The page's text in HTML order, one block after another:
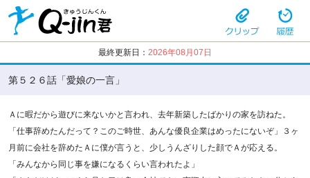
最終更新日： 2026年08月07日
第５２６話「愛娘の一言」
Ａに暇だから遊びに来ないかと言われ、去年新築したばかりの家を訪ねた。
「仕事辞めたんだって？このご時世、あんな優良企業はめったにないぞ」３ヶ
月前に会社を辞めたＡに僕が言うと、少しうんざりした顔でＡが応える。
「みんなから同じ事を嫌になるくらい言われたよ」